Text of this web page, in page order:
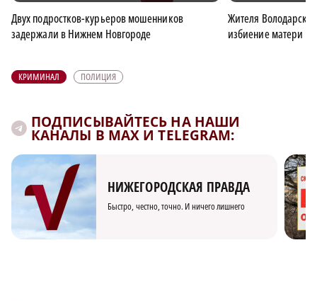
Двух подростков-курьеров мошенников
задержали в Нижнем Новгороде
Жителя
избиение матери
КРИМИНАЛ ПОЛИЦИЯ
ПОДПИСЫВАЙТЕСЬ НА НАШИ
КАНАЛЫ В MAX И TELEGRAM:
НИЖЕГОРОДСКАЯ ПРАВДА
Быстро, честно, точно. И ничего лишнего